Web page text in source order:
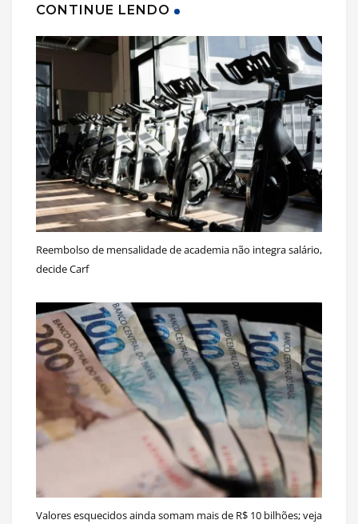
CONTINUE LENDO
Reembolso de mensalidade de academia não integra salário,
decide Carf
Valores esquecidos ainda somam mais de R$ 10 bilhões; veja